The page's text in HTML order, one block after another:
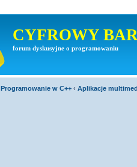
CYFROWY
forum dyskusyjne o programowaniu
Programowanie w C++ ‹ Aplikacje